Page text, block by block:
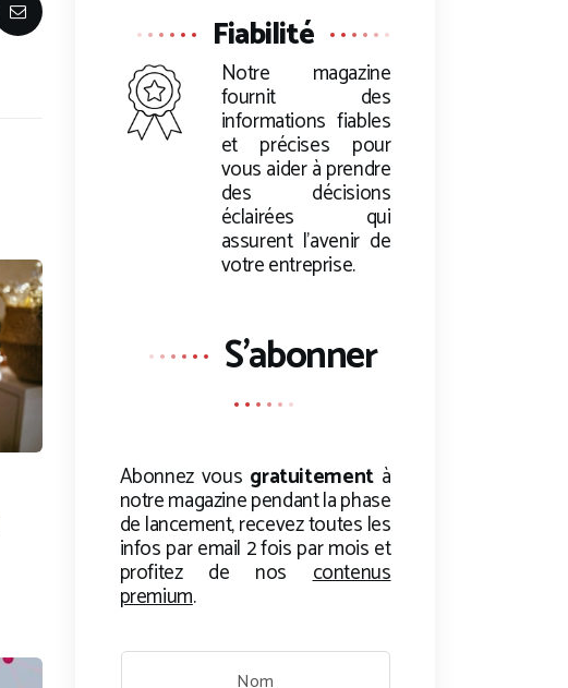
Fiabilité
Notre magazine
fournit des
informations fiables
et précises pour
vous aider à prendre
des décisions
éclairées qui
assurent l’avenir de
votre entreprise.
S'abonner
Abonnez vous gratuitementà
notre magazine pendant la phase
de lancement, recevez toutes les
infos par email 2 fois par mois et
profitez de noscontenus
premium.